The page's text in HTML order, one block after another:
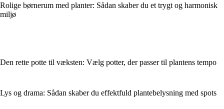
Rolige børnerum med planter: Sådan skaber du et trygt og harmonisk
miljø
Den rette potte til væksten: Vælg potter, der passer til plantens tempo
Lys og drama: Sådan skaber du effektfuld plantebelysning med spots